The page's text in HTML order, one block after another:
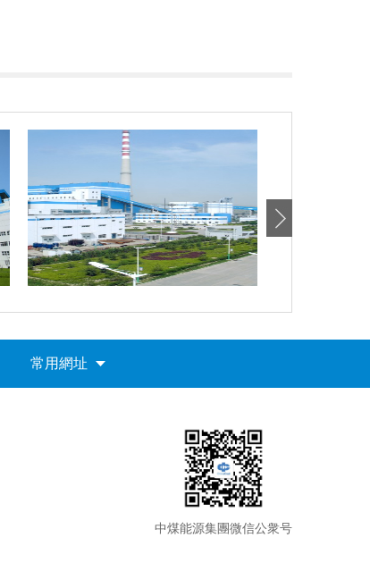
常用網址
中煤能源集團微信公衆号